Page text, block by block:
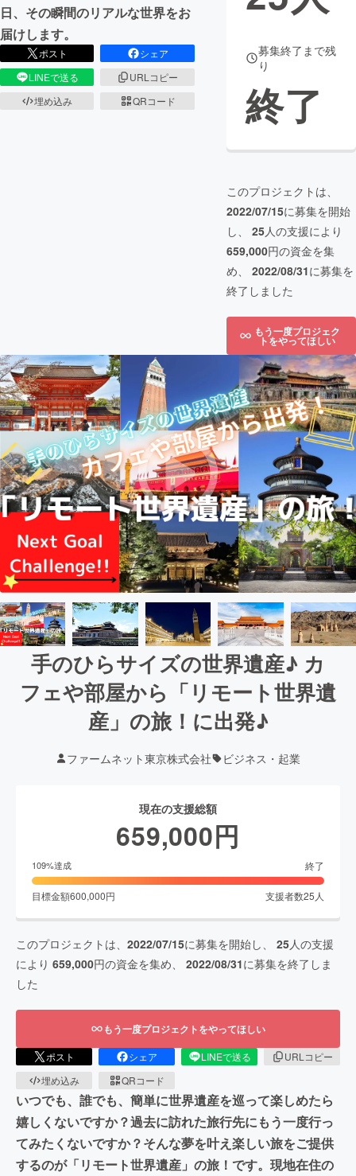
日、その瞬間のリアルな世界をお
届けします。
ポスト
シェア
LINEで送る
URLコピー
埋め込み
QRコード
募集終了まで残
り
終了
このプロジェクトは、
2022/07/15に募集を開始
し、 25人の支援により
659,000円の資金を集
め、 2022/08/31に募集を
終了しました
もう一度プロジェク
トをやってほしい
手のひらサイズの世界遺産♪ カ
フェや部屋から「リモート世界遺
産」の旅！に出発♪
ファームネット東京株式会社 ビジネス・起業
現在の支援総額
659,000円
109%達成 終了
目標金額600,000円 支援者数25 人
このプロジェクトは、 2022/07/15に募集を開始し、 25人の支援
により 659,000円の資金を集め、 2022/08/31に募集を終了しま
した
もう一度プロジェクトをやってほしい
ポスト シェア LINEで送る
URLコピー
埋め込み
QRコード
いつでも、誰でも、簡単に世界遺産を巡って楽しめたら
嬉しくないですか？過去に訪れた旅行先にもう一度行っ
てみたくないですか？そんな夢を叶え楽しい旅をご提供
するのが「リモート世界遺産」の旅！です。現地在住の